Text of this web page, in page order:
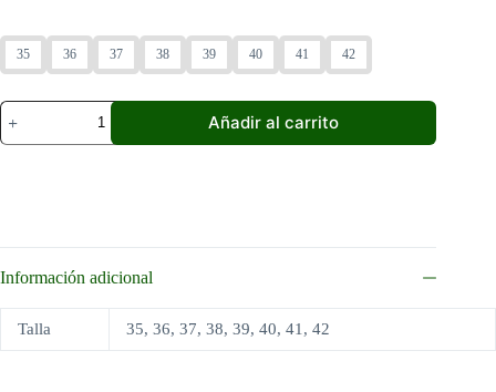
35 36 37 38 39 40 41 42
Zapatilla
Doctor
Cutillas
Añadir al carrito
Información adicional
Talla 35, 36, 37, 38, 39, 40, 41, 42